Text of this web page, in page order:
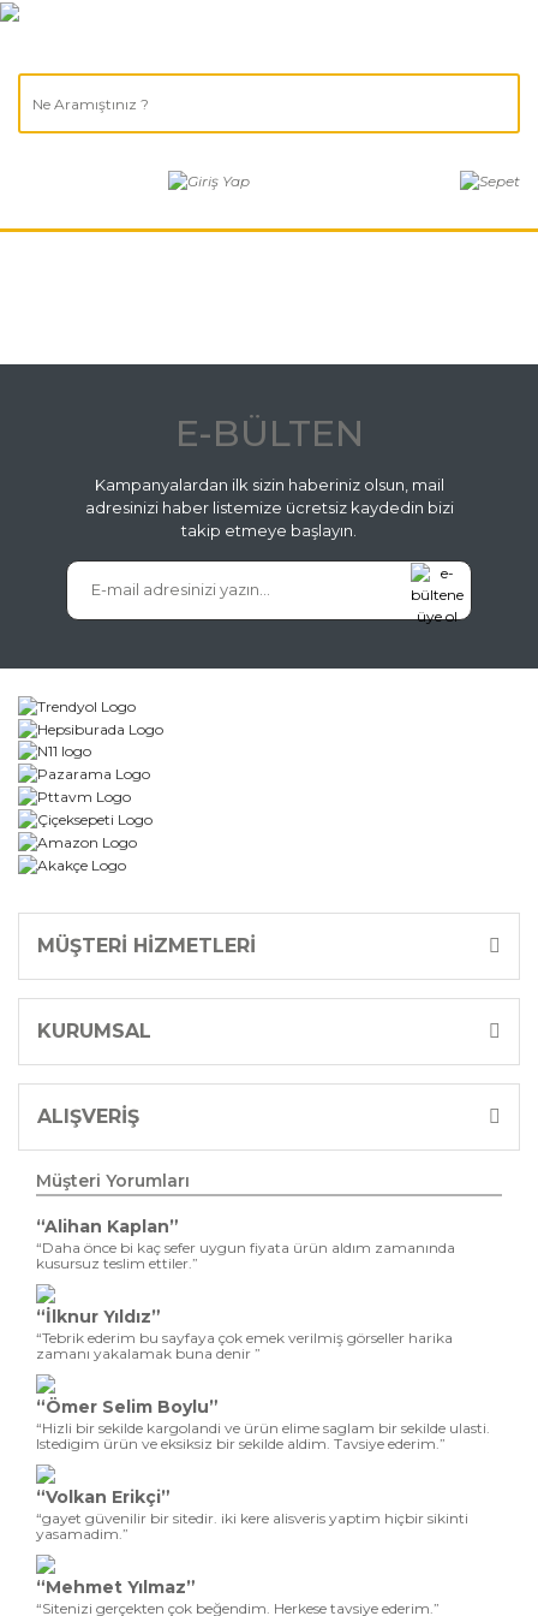
E-BÜLTEN
Kampanyalardan ilk sizin haberiniz olsun, mail
adresinizi haber listemize ücretsiz kaydedin bizi
takip etmeye başlayın.
MÜŞTERİ HİZMETLERİ
KURUMSAL
ALIŞVERİŞ
Müşteri Yorumları
“Alihan Kaplan”
“Daha önce bi kaç sefer uygun fiyata ürün aldım zamanında
kusursuz teslim ettiler.”
“İlknur Yıldız”
“Tebrik ederim bu sayfaya çok emek verilmiş görseller harika
zamanı yakalamak buna denir ”
“Ömer Selim Boylu”
“Hizli bir sekilde kargolandi ve ürün elime saglam bir sekilde ulasti.
Istedigim ürün ve eksiksiz bir sekilde aldim. Tavsiye ederim.”
“Volkan Erikçi”
“gayet güvenilir bir sitedir. iki kere alisveris yaptim hiçbir sikinti
yasamadim.”
“Mehmet Yılmaz”
“Sitenizi gerçekten çok beğendim. Herkese tavsiye ederim.”